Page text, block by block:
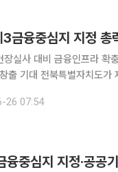
3금융중심지 지정
실사 대비 금융인프라 확
지정평가를 앞두고 전북국제금융센터 건립과
융위는 평가용역기관 선정
26 07:54
융중심지 지정·공공